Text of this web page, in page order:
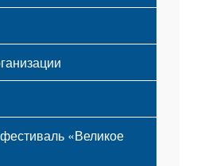
«Великое